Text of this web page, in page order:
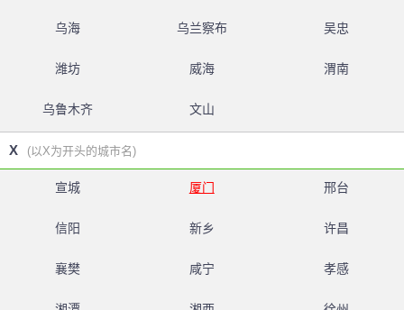
乌海 乌兰察布 吴忠
潍坊 威海 渭南
乌鲁木齐 文山
X (以X为开头的城市名)
宣城 厦门 邢台
信阳 新乡 许昌
襄樊 咸宁 孝感